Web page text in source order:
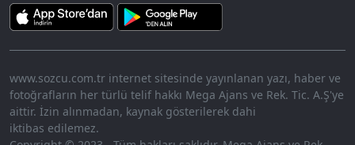
www.sozcu.com.tr internet sitesinde yayınlanan yazı, haber ve
fotoğrafların her türlü telif hakkı Mega Ajans ve Rek. Tic. A.Ş'ye
aittir. İzin alınmadan, kaynak gösterilerek dahi
iktibas edilemez.